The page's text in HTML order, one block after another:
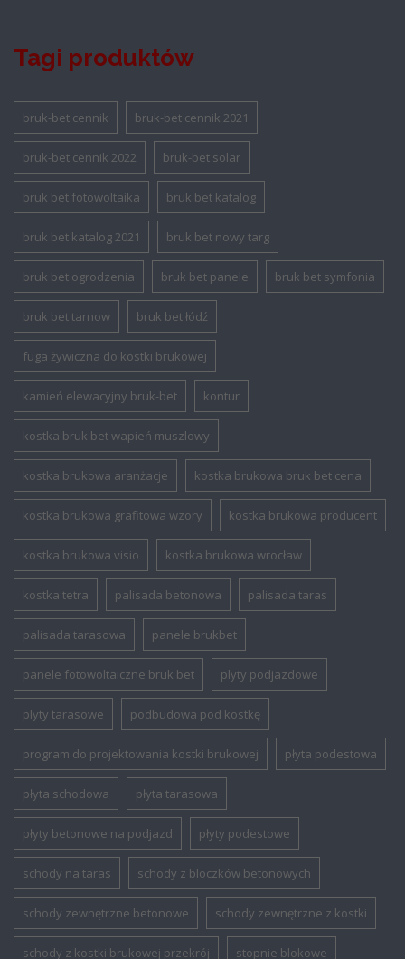
Tagi produktów
bruk-bet cennik bruk-bet cennik 2021
bruk-bet cennik 2022 bruk-bet solar
bruk bet fotowoltaika bruk bet katalog
bruk bet katalog 2021 bruk bet nowy targ
bruk bet ogrodzenia bruk bet panele bruk bet symfonia
bruk bet tarnow bruk bet łódź
fuga żywiczna do kostki brukowej
kamień elewacyjny bruk-bet kontur
kostka bruk bet wapień muszlowy
kostka brukowa aranżacje kostka brukowa bruk bet cena
kostka brukowa grafitowa wzory kostka brukowa producent
kostka brukowa visio kostka brukowa wrocław
kostka tetra palisada betonowa palisada taras
palisada tarasowa panele brukbet
panele fotowoltaiczne bruk bet plyty podjazdowe
plyty tarasowe podbudowa pod kostkę
program do projektowania kostki brukowej płyta podestowa
płyta schodowa płyta tarasowa
płyty betonowe na podjazd płyty podestowe
schody na taras schody z bloczków betonowych
schody zewnętrzne betonowe schody zewnętrzne z kostki
schody z kostki brukowej przekrój stopnie blokowe